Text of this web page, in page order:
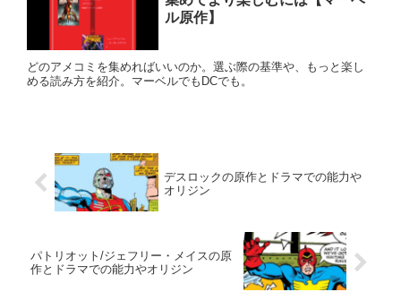
ル原作】
どのアメコミを集めればいいのか。選ぶ際の基準や、もっと楽し
める読み方を紹介。マーベルでもDCでも。
デスロックの原作とドラマでの能力や
オリジン
パトリオット/ジェフリー・メイスの原
作とドラマでの能力やオリジン